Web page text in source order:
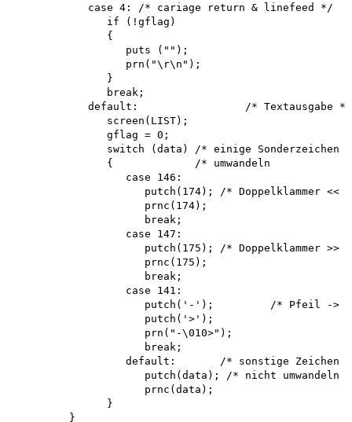
            case 4: /* cariage return & linefeed */
               if (!gflag)
               {
                  puts ("");
                  prn("\r\n");
               }
               break;
            default:                 /* Textausgabe */
               screen(LIST);
               gflag = 0;
switch (data) /* einige Sonderzeichen
{             /* umwandeln
                  case 146:
putch(174); /* Doppelklammer <<
                     prnc(174);
                     break;
                  case 147:
putch(175); /* Doppelklammer >>
                     prnc(175);
                     break;
                  case 141:
putch('-');         /* Pfeil ->
                     putch('>');
                     prn("-\010>");
                     break;
default:       /* sonstige Zeichen
putch(data); /* nicht umwandeln
                     prnc(data);
               }
         }